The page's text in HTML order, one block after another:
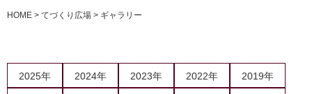
HOME > てづくり広場 > ギャラリー
2025年 2024年 2023年 2022年 2019年